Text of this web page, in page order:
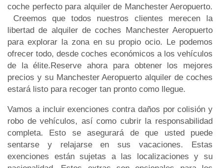
coche perfecto para alquiler de Manchester Aeropuerto.
Creemos que todos nuestros clientes merecen la
libertad de alquiler de coches Manchester Aeropuerto
para explorar la zona en su propio ocio. Le podemos
ofrecer todo, desde coches económicos a los vehículos
de la élite.Reserve ahora para obtener los mejores
precios y su Manchester Aeropuerto alquiler de coches
estará listo para recoger tan pronto como llegue.
Vamos a incluir exenciones contra daños por colisión y
robo de vehículos, así como cubrir la responsabilidad
completa. Esto se asegurará de que usted puede
sentarse y relajarse en sus vacaciones. Estas
exenciones están sujetas a las localizaciones y su